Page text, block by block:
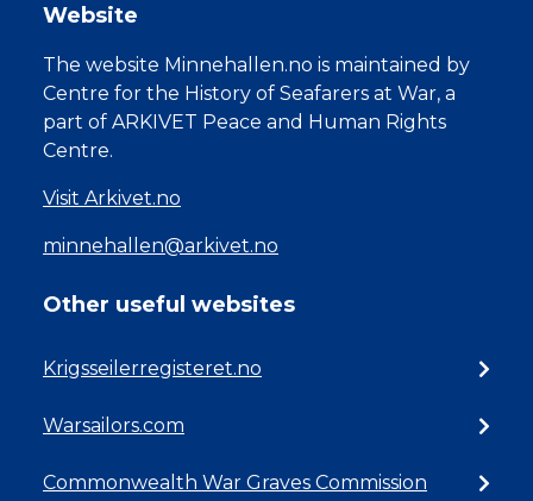
Website
The website Minnehallen.no is maintained by
Centre for the History of Seafarers at War, a
part of ARKIVET Peace and Human Rights
Centre.
Visit Arkivet.no
minnehallen@arkivet.no
Other useful websites
Krigsseilerregisteret.no
Warsailors.com
Commonwealth War Graves Commission